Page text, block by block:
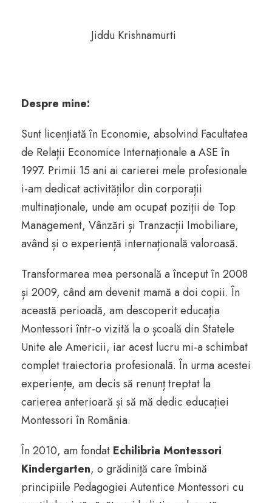
Jiddu Krishnamurti
Despre mine:
Sunt licențiată în Economie, absolvind Facultatea
de Relații Economice Internaționale a ASE în
1997. Primii 15 ani ai carierei mele profesionale
i-am dedicat activităților din corporații
multinaționale, unde am ocupat poziții de Top
Management, Vânzări și Tranzacții Imobiliare,
având și o experiență internațională valoroasă.
Transformarea mea personală a început în 2008
și 2009, când am devenit mamă a doi copii. În
această perioadă, am descoperit educația
Montessori într-o vizită la o școală din Statele
Unite ale Americii, iar acest lucru mi-a schimbat
complet traiectoria profesională. În urma acestei
experiențe, am decis să renunț treptat la
carierea anterioară și să mă dedic educației
Montessori în România.
În 2010, am fondat Echilibria Montessori
Kindergarten, o grădiniță care îmbină
principiile Pedagogiei Autentice Montessori cu